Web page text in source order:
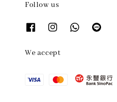
Follow us
We accept